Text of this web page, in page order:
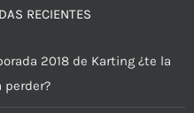
RECIENTES
2018 de Karting ¿te la
perder?